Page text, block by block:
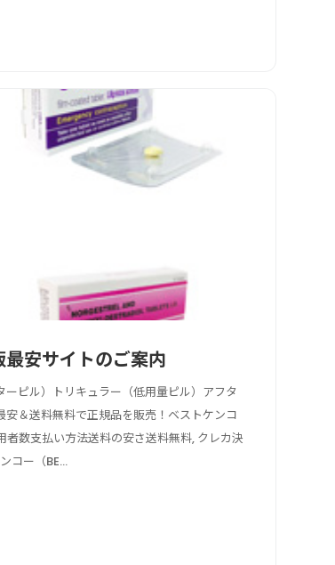
最安サイトのご案内
ピル）トリキュラー（低用量ピル）アフタ
＆送料無料で正規品を販売！ベストケンコ
数支払い方法送料の安さ送料無料, クレカ決
コー（BE...